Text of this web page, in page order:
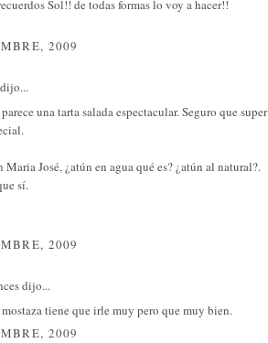
Sol!! de todas formas lo voy a hacer!!
2009
dijo...
una tarta salada espectacular. Seguro que super
Maria José, ¿atún en agua qué es? ¿atún al natural?.
sí.
2009
dijo...
tiene que irle muy pero que muy bien.
2009